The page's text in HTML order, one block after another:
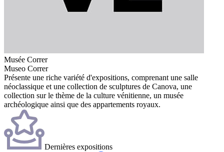
Musée Correr
Museo Correr
Présente une riche variété d'expositions, comprenant une salle
néoclassique et une collection de sculptures de Canova, une
collection sur le thème de la culture vénitienne, un musée
archéologique ainsi que des appartements royaux.
Dernières expositions